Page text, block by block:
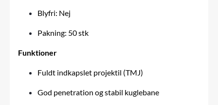
Blyfri: Nej
Pakning: 50 stk
Funktioner
Fuldt indkapslet projektil (TMJ)
God penetration og stabil kuglebane